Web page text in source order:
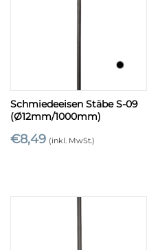
Schmiedeeisen Stäbe S-09
(Ø12mm/1000mm)
€8,49 (inkl. MwSt.)